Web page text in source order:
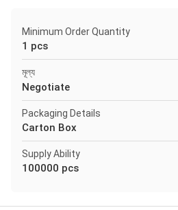
Minimum Order Quantity
1 pcs
মূল্য
Negotiate
Packaging Details
Carton Box
Supply Ability
100000 pcs